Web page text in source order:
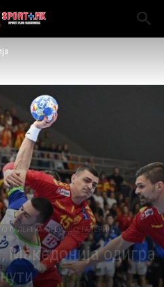
ГАЛЕРИЈА ВИДЕО ГАЛЕРИЈА
Македонија одигра